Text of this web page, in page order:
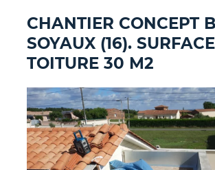
CHANTIER CONCEPT
SOYAUX (16). SURFACE
TOITURE 30 M2